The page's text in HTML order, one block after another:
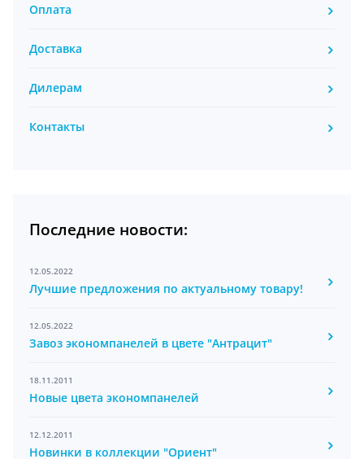
Оплата
Доставка
Дилерам
Контакты
Последние новости:
12.05.2022
Лучшие предложения по актуальному товару!
12.05.2022
Завоз экономпанелей в цвете "Антрацит"
18.11.2011
Новые цвета экономпанелей
12.12.2011
Новинки в коллекции "Ориент"